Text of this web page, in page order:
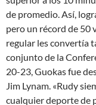
de promedio. Así,
pero un récord de 50
regular les convertía
conjunto de la
20-23, Guokas fue
Jim Lynam. «Rudy
cualquier deporte de